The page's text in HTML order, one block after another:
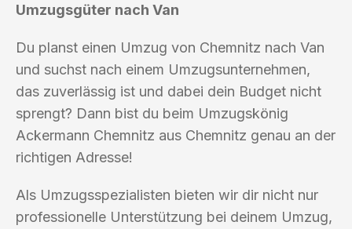
Umzugsgüter nach Van
Du planst einen Umzug von Chemnitz nach Van
und suchst nach einem Umzugsunternehmen,
das zuverlässig ist und dabei dein Budget nicht
sprengt? Dann bist du beim Umzugskönig
Ackermann Chemnitz aus Chemnitz genau an der
richtigen Adresse!
Als Umzugsspezialisten bieten wir dir nicht nur
professionelle Unterstützung bei deinem Umzug,